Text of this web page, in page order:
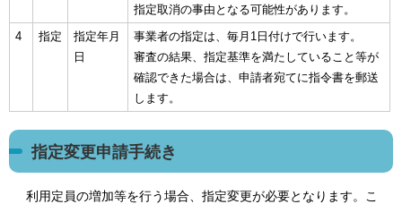
指定取消の事由となる可能性があります。
4
指定
指定年月
日
事業者の指定は、毎月1日付けで行います。
審査の結果、指定基準を満たしていること等が
確認できた場合は、申請者宛てに指令書を郵送
します。
指定変更申請手続き
利用定員の増加等を行う場合、指定変更が必要となります。こ